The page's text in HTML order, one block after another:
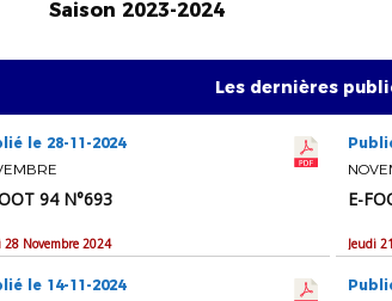
Saison 2023-2024
Les dernières
le 28-11-2024
94 N°693
28 Novembre 2024
E-
Jeudi
le 14-11-2024